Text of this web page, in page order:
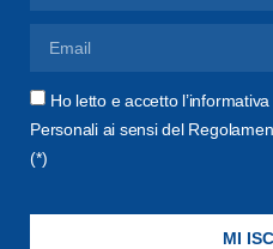
Ho letto e accetto
Personali ai sensi del
(*)
MI